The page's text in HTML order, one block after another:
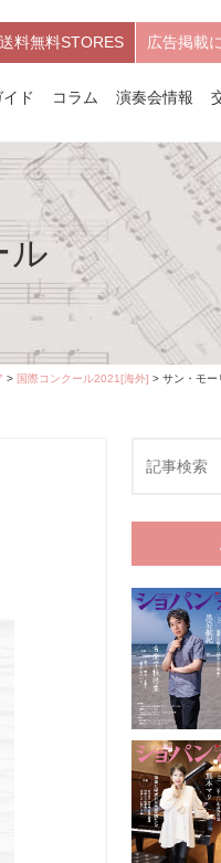
送料無料STORES 広告掲載
ド コラム 演奏会情報
ル
> 国際コンクール2021[海外] > サン・モー